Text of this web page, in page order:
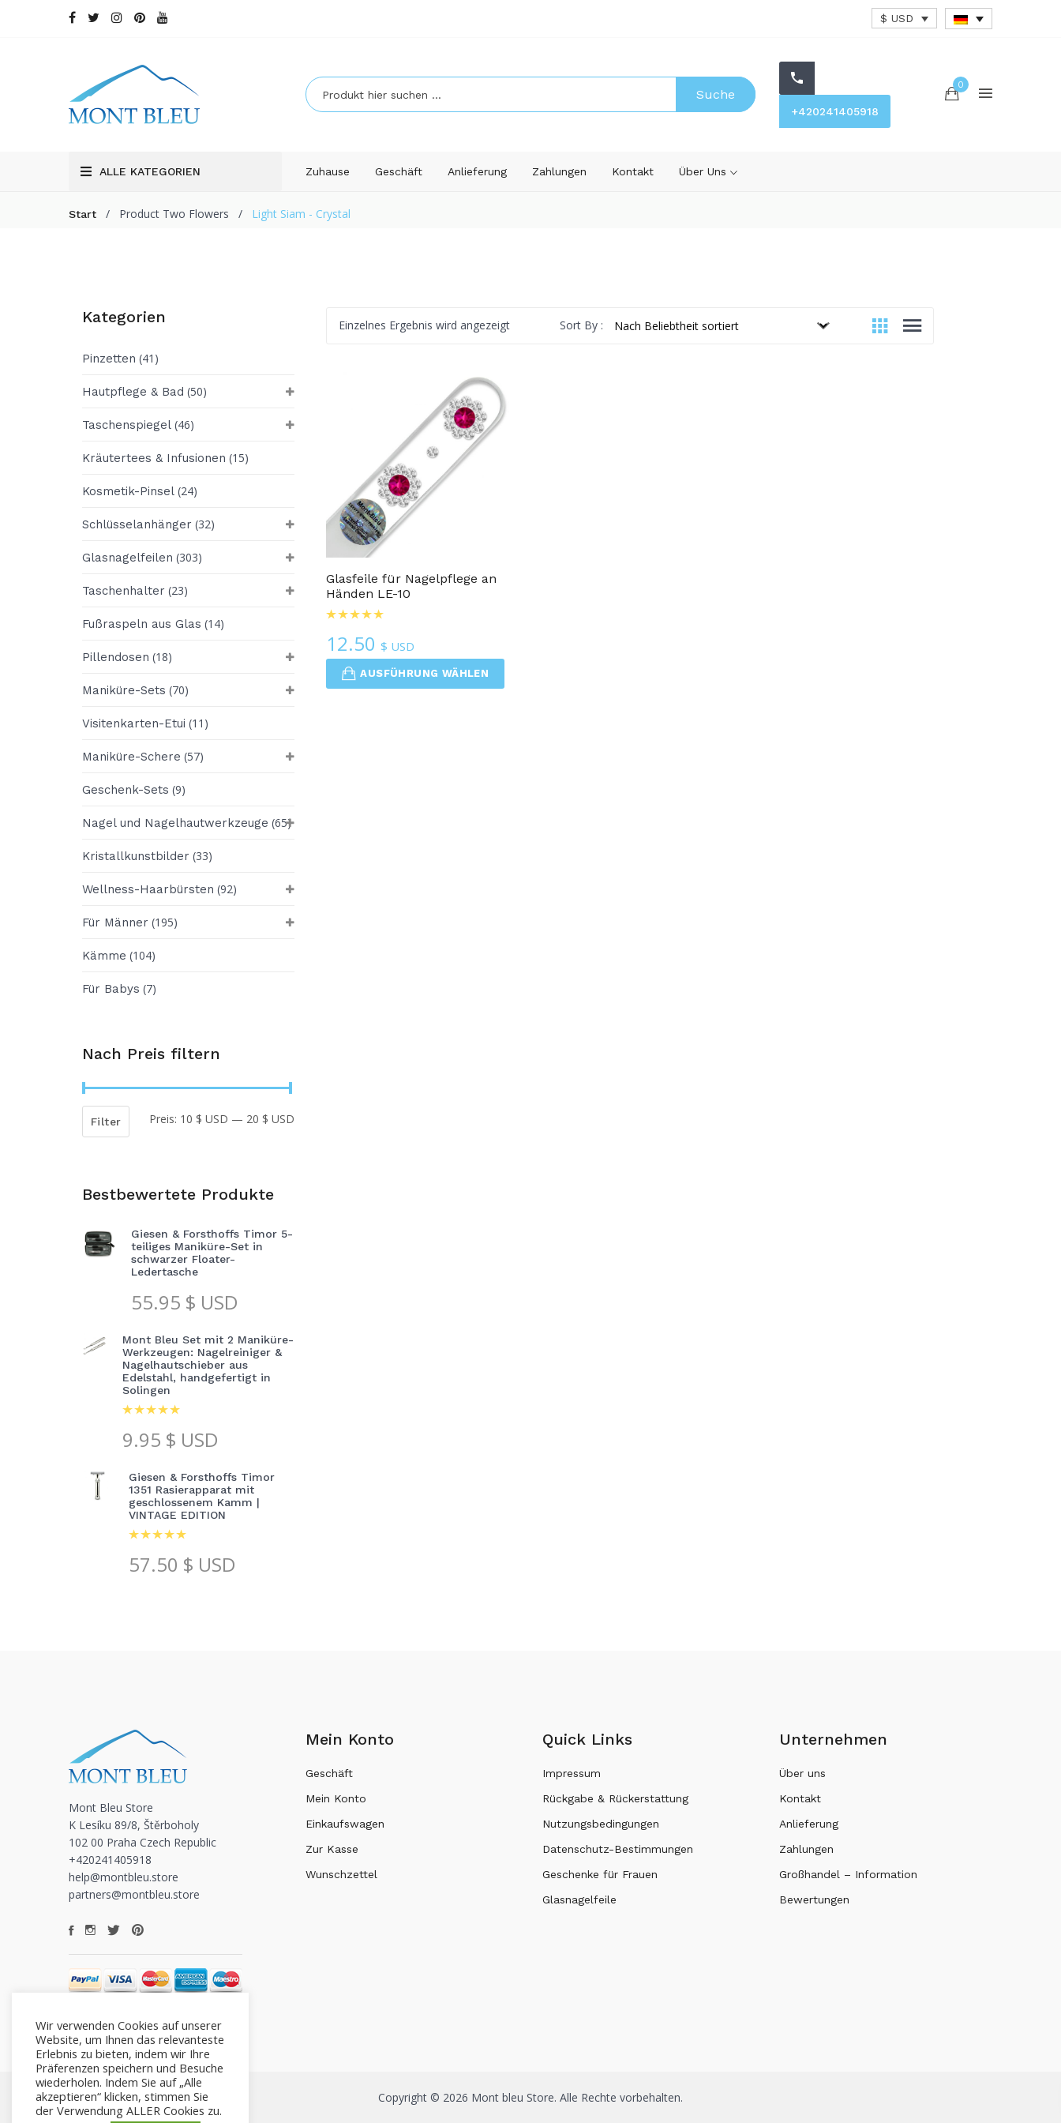
$ USD
Suche
+420241405918
0
ALLE KATEGORIEN Zuhause Geschäft Anlieferung Zahlungen Kontakt Über Uns
Start / Product Two Flowers / Light Siam - Crystal
Kategorien
Pinzetten (41)
Hautpflege & Bad (50)
Taschenspiegel (46)
Kräutertees & Infusionen (15)
Kosmetik-Pinsel (24)
Schlüsselanhänger (32)
Glasnagelfeilen (303)
Taschenhalter (23)
Fußraspeln aus Glas (14)
Pillendosen (18)
Maniküre-Sets (70)
Visitenkarten-Etui (11)
Maniküre-Schere (57)
Geschenk-Sets (9)
Nagel und Nagelhautwerkzeuge (65)
Kristallkunstbilder (33)
Wellness-Haarbürsten (92)
Für Männer (195)
Kämme (104)
Für Babys (7)
Nach Preis filtern
Filter Preis: 10 $ USD — 20 $ USD
Bestbewertete Produkte
Giesen & Forsthoffs Timor 5-
teiliges Maniküre-Set in
schwarzer Floater-
Ledertasche
55.95 $ USD
Mont Bleu Set mit 2 Maniküre-
Werkzeugen: Nagelreiniger &
Nagelhautschieber aus
Edelstahl, handgefertigt in
Solingen
9.95 $ USD
Giesen & Forsthoffs Timor
1351 Rasierapparat mit
geschlossenem Kamm |
VINTAGE EDITION
57.50 $ USD
Einzelnes Ergebnis wird angezeigt Sort By :
Glasfeile für Nagelpflege an
Händen LE-10
12.50 $ USD
AUSFÜHRUNG WÄHLEN
Mont Bleu Store
K Lesíku 89/8, Štěrboholy
102 00 Praha Czech Republic
+420241405918
help@montbleu.store
partners@montbleu.store
Mein Konto
Geschäft
Mein Konto
Einkaufswagen
Zur Kasse
Wunschzettel
Quick Links
Impressum
Rückgabe & Rückerstattung
Nutzungsbedingungen
Datenschutz-Bestimmungen
Geschenke für Frauen
Glasnagelfeile
Unternehmen
Über uns
Kontakt
Anlieferung
Zahlungen
Großhandel – Information
Bewertungen
Copyright © 2026 Mont bleu Store. Alle Rechte vorbehalten.
Wir verwenden Cookies auf unserer
Website, um Ihnen das relevanteste
Erlebnis zu bieten, indem wir Ihre
Präferenzen speichern und Besuche
wiederholen. Indem Sie auf „Alle
akzeptieren“ klicken, stimmen Sie
der Verwendung ALLER Cookies zu.